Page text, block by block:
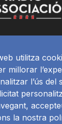
utilitza
millorar
l’ús del
la nostra